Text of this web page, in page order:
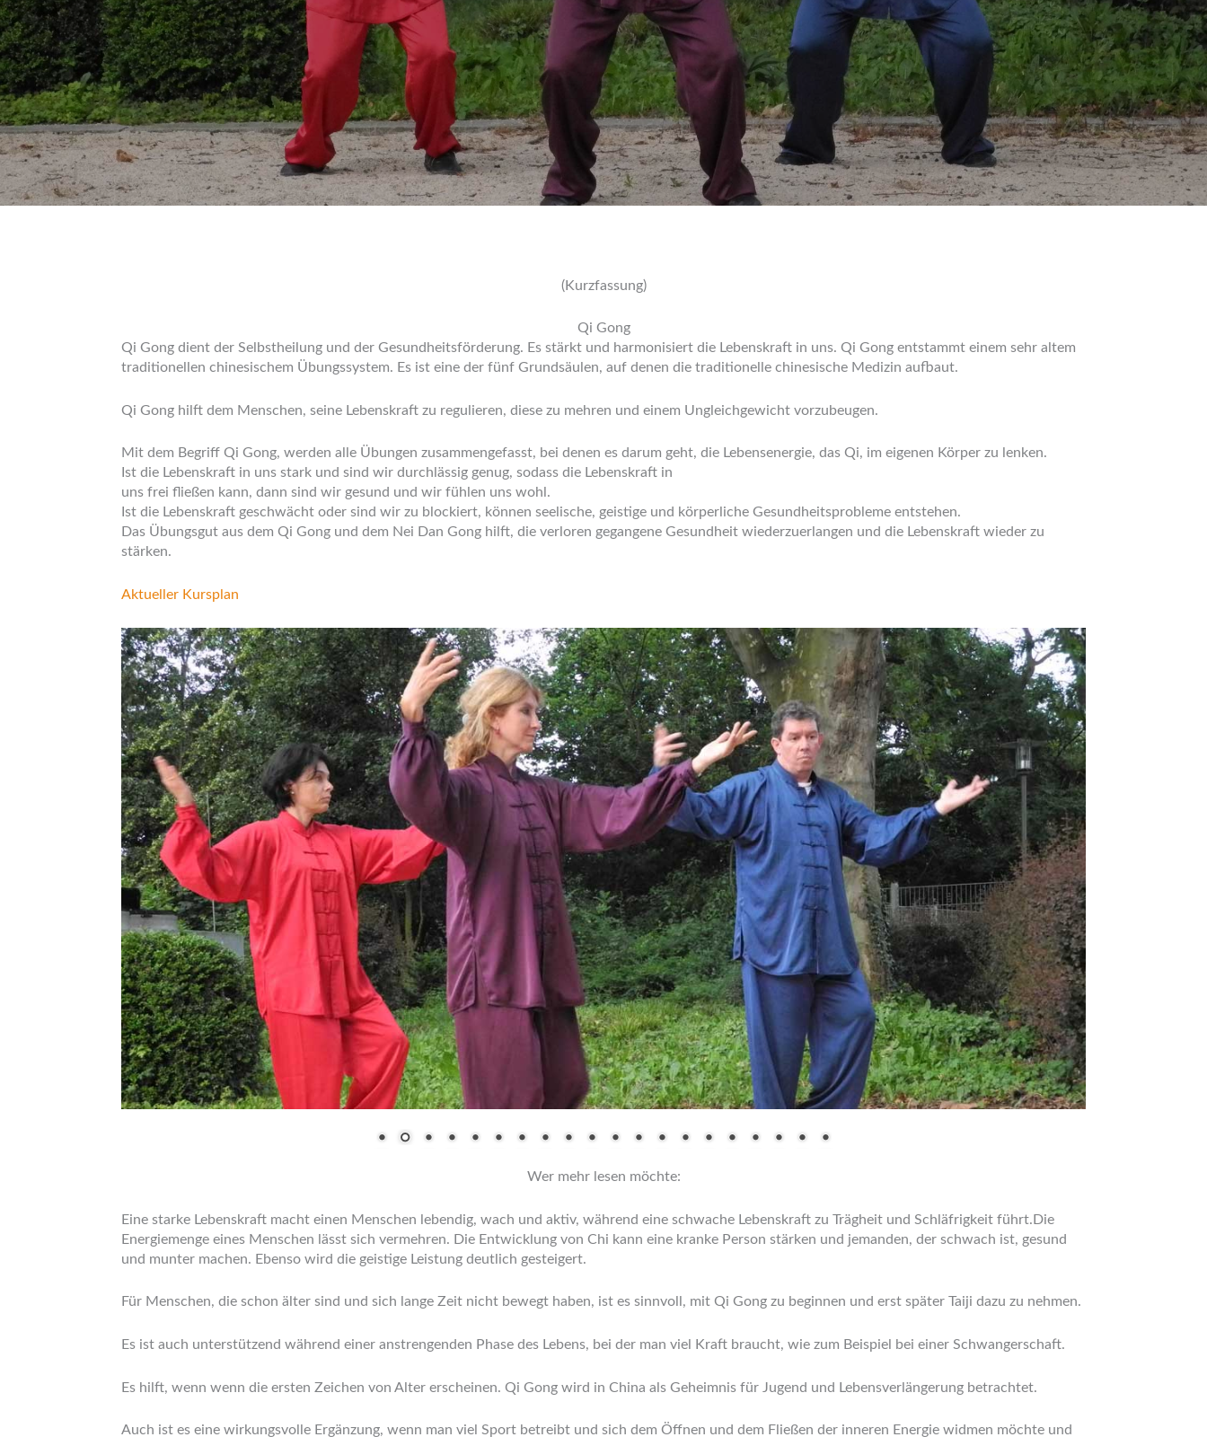
(Kurzfassung)
Qi Gong
Qi Gong dient der Selbstheilung und der Gesundheitsförderung. Es stärkt und harmonisiert die Lebenskraft in uns. Qi Gong entstammt einem sehr altem
traditionellen chinesischem Übungssystem. Es ist eine der fünf Grundsäulen, auf denen die traditionelle chinesische Medizin aufbaut.
Qi Gong hilft dem Menschen, seine Lebenskraft zu regulieren, diese zu mehren und einem Ungleichgewicht vorzubeugen.
Mit dem Begriff Qi Gong, werden alle Übungen zusammengefasst, bei denen es darum geht, die Lebensenergie, das Qi, im eigenen Körper zu lenken.
Ist die Lebenskraft in uns stark und sind wir durchlässig genug, sodass die Lebenskraft in
uns frei fließen kann, dann sind wir gesund und wir fühlen uns wohl.
Ist die Lebenskraft geschwächt oder sind wir zu blockiert, können seelische, geistige und körperliche Gesundheitsprobleme entstehen.
Das Übungsgut aus dem Qi Gong und dem Nei Dan Gong hilft, die verloren gegangene Gesundheit wiederzuerlangen und die Lebenskraft wieder zu
stärken.
Aktueller Kursplan
Wer mehr lesen möchte:
Eine starke Lebenskraft macht einen Menschen lebendig, wach und aktiv, während eine schwache Lebenskraft zu Trägheit und Schläfrigkeit führt.Die
Energiemenge eines Menschen lässt sich vermehren. Die Entwicklung von Chi kann eine kranke Person stärken und jemanden, der schwach ist, gesund
und munter machen. Ebenso wird die geistige Leistung deutlich gesteigert.
Für Menschen, die schon älter sind und sich lange Zeit nicht bewegt haben, ist es sinnvoll, mit Qi Gong zu beginnen und erst später Taiji dazu zu nehmen.
Es ist auch unterstützend während einer anstrengenden Phase des Lebens, bei der man viel Kraft braucht, wie zum Beispiel bei einer Schwangerschaft.
Es hilft, wenn wenn die ersten Zeichen von Alter erscheinen. Qi Gong wird in China als Geheimnis für Jugend und Lebensverlängerung betrachtet.
Auch ist es eine wirkungsvolle Ergänzung, wenn man viel Sport betreibt und sich dem Öffnen und dem Fließen der inneren Energie widmen möchte und